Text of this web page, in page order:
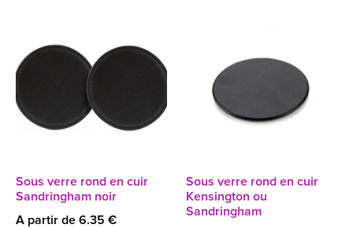
Sous verre rond en cuir
Sandringham noir
A partir de 6.35 €
Sous verre rond en cuir
Kensington ou
Sandringham